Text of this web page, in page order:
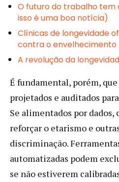
O futuro do trabalho tem
isso é uma boa notícia)
Clínicas de longevidade
contra o envelhecimento
A revolução da
É fundamental, porém,
projetados e auditados
Se alimentados por dados,
reforçar o etarismo e
discriminação.
automatizadas podem
se não estiverem